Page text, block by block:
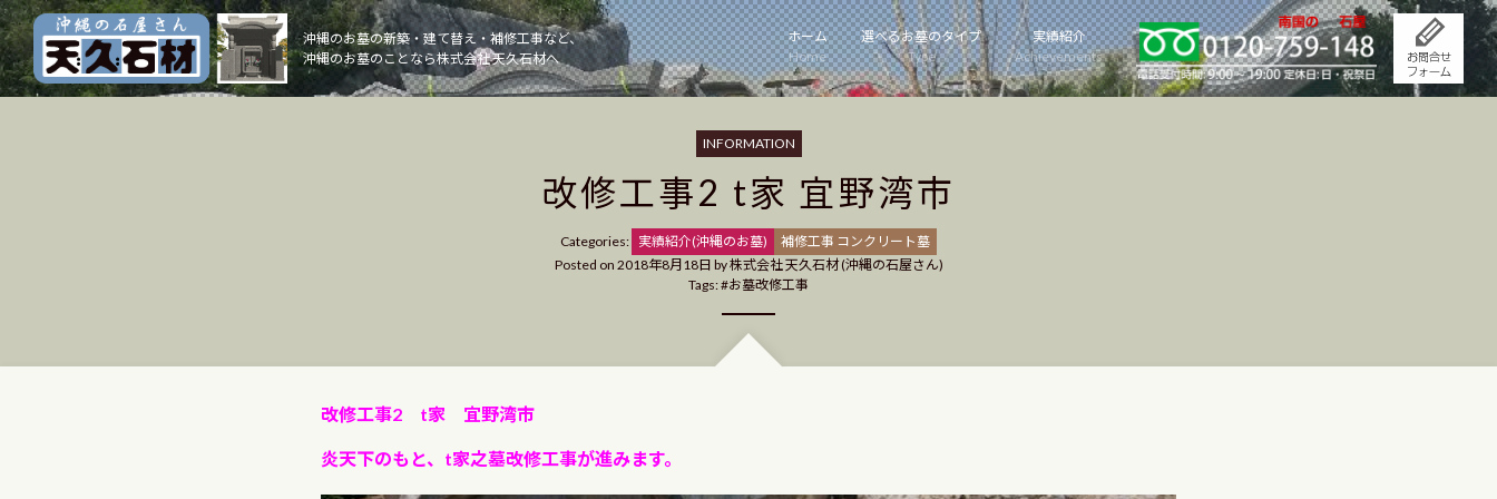
Skip
to
content
沖縄のお墓の新築・建て替え・補修工事など、
沖縄のお墓のことなら株式会社 天久石材へ
ホーム
Home
選べるお墓のタイプ
Type
実績紹介
Achievements
INFORMATION
改修工事2 t家 宜野湾市
Categories: Categories
実績紹介(沖縄のお墓)
補修工事 コンクリート墓
Posted on 2018年8月18日 by株式会社 天久石材 (沖縄の石屋さん)
Tags:
お墓改修工事
改修工事2 t家 宜野湾市
炎天下のもと、t家之墓改修工事が進みます。